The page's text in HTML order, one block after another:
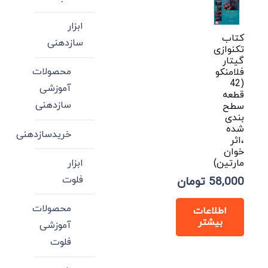
کتاب
تکنوازی
گیتار
فلامنکو
(42
قطعه
سطح
بندی
شده
،اثر
خوان
مارتین)
58,000 تومان
اطلاعات
بیشتر
ابزار
سازدهنی
محصولات
آموزشی
سازدهنی
خریدسازدهنی
ابزار
فلوت
محصولات
آموزشی
فلوت